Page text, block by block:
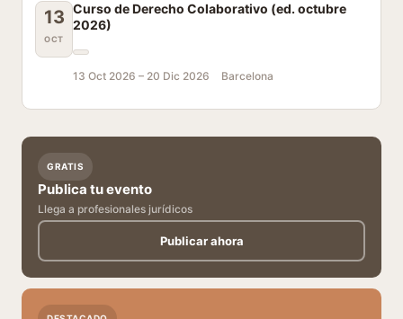
13
OCT
Curso de Derecho Colaborativo (ed. octubre
2026)
13 Oct 2026 – 20 Dic 2026 Barcelona
GRATIS
Publica tu evento
Llega a profesionales jurídicos
Publicar ahora